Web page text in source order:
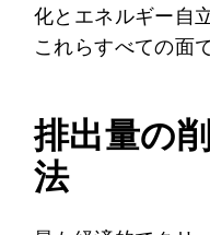
化とエネルギー自
これらすべての面
排出量の
法